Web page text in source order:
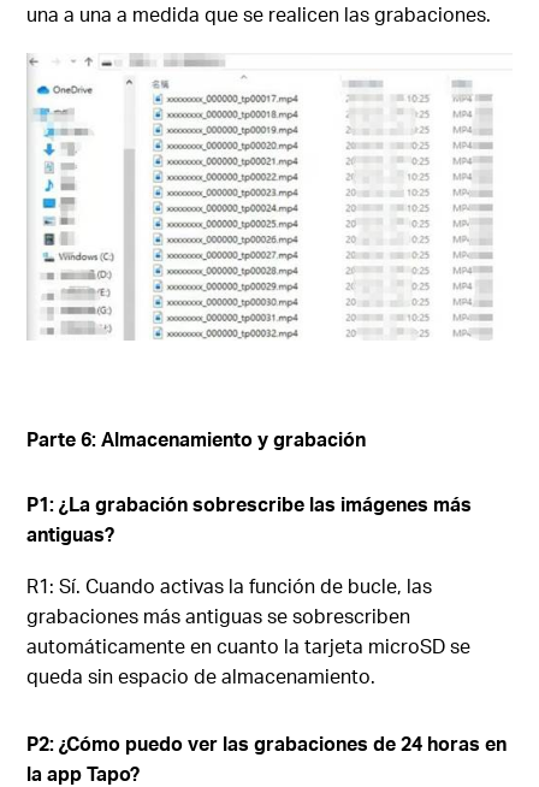
una a una a medida que se realicen las grabaciones.
Parte 6: Almacenamiento y grabación
P1: ¿La grabación sobrescribe las imágenes más
antiguas?
R1: Sí. Cuando activas la función de bucle, las
grabaciones más antiguas se sobrescriben
automáticamente en cuanto la tarjeta microSD se
queda sin espacio de almacenamiento.
P2: ¿Cómo puedo ver las grabaciones de 24 horas en
la app Tapo?